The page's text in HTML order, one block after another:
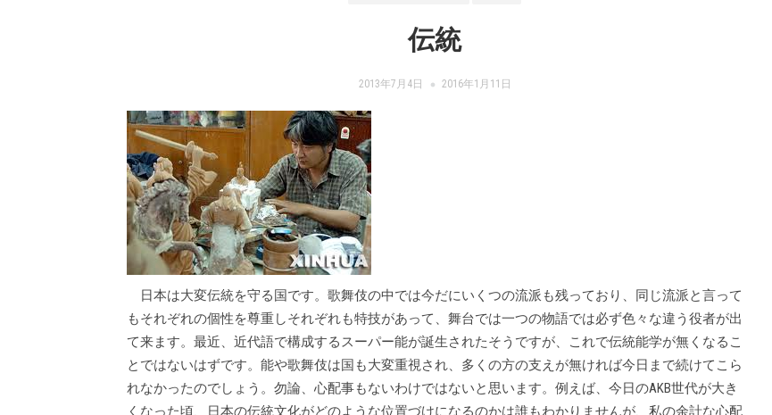
伝統
2013年7月4日 2016年1月11日
日本は大変伝統を守る国です。歌舞伎の中では今だにいくつの流派も残っており、同じ流派と言って
もそれぞれの個性を尊重しそれぞれも特技があって、舞台では一つの物語では必ず色々な違う役者が出
て来ます。最近、近代語で構成するスーパー能が誕生されたそうですが、これで伝統能学が無くなるこ
とではないはずです。能や歌舞伎は国も大変重視され、多くの方の支えが無ければ今日まで続けてこら
れなかったのでしょう。勿論、心配事もないわけではないと思います。例えば、今日のAKB世代が大き